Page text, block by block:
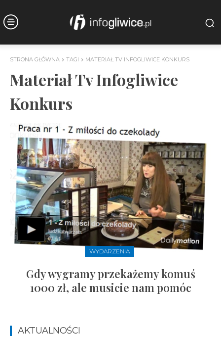
STRONA GŁÓWNA TAGI MATERIAŁ TV INFOGLIWICE KONKURS
Materiał Tv Infogliwice
Konkurs
WYDARZENIA
Gdy wygramy przekażemy komuś
1000 zł, ale musicie nam pomóc
AKTUALNOŚCI